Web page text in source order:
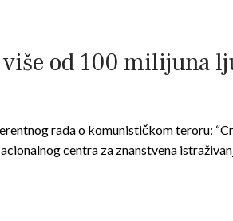
od 100 milijuna
rada o komunističkom teroru:
centra za znanstvena